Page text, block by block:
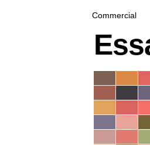
François
Primary menu
Skip to
Skip to
Commercial